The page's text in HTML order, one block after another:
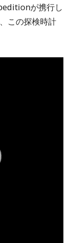
が携行し
この探検時計